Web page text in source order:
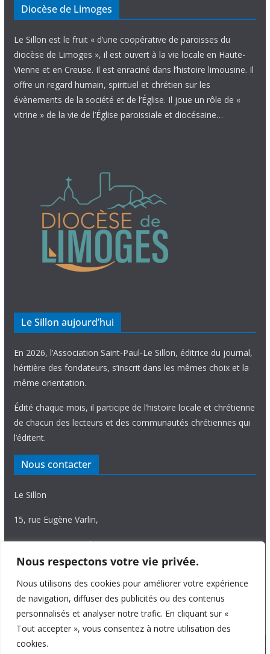
Nous respectons votre vie privée.
Nous utilisons des cookies pour améliorer votre expérience
de navigation, diffuser des publicités ou des contenus
personnalisés et analyser notre trafic. En cliquant sur «
Tout accepter », vous consentez à notre utilisation des
cookies.
Diocèse de Limoges
Le Sillon est le fruit « d’une coopérative de paroisses du
diocèse de Limoges », il est ouvert à la vie locale en Haute-
Vienne et en Creuse. Il est enraciné dans l’histoire limousine. Il
offre un regard humain, spirituel et chrétien sur les
évènements de la société et de l’Église. Il joue un rôle de «
vitrine » de la vie de l’Église paroissiale et diocésaine…
Le Sillon aujourd’hui
En 2026, l’Association Saint-Paul-Le Sillon, éditrice du journal,
héritière des fondateurs, s’inscrit dans les mêmes choix et la
même orientation.
Édité chaque mois, il participe de l’histoire locale et chrétienne
de chacun des lecteurs et des communautés chrétiennes qui
l’éditent.
Nous contacter
Le Sillon
15, rue Eugène Varlin,
87036 Limoges Cedex.
Tél. 05 55 06 14 15
Nous écrire